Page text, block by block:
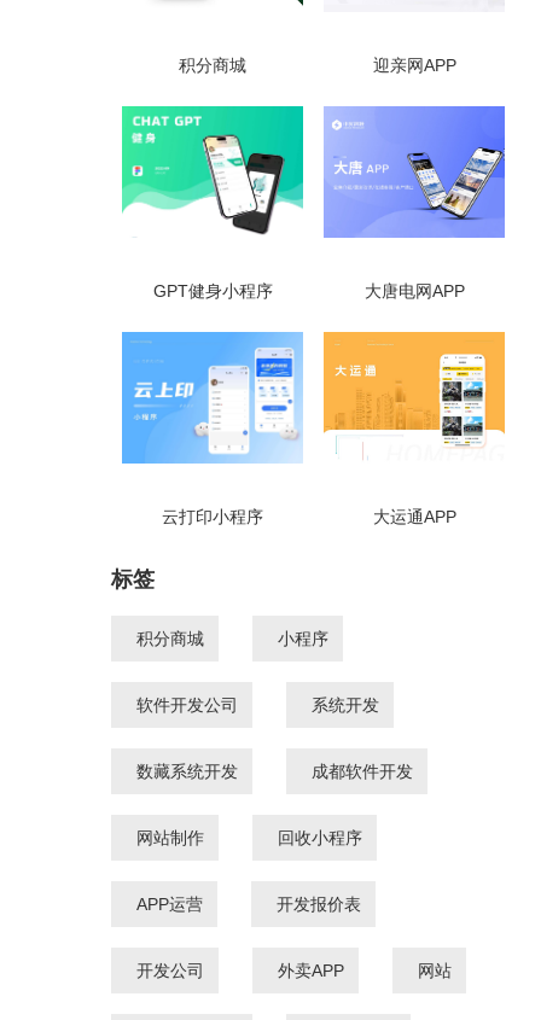
积分商城 迎亲网APP
GPT健身小程序 大唐电网APP
云打印小程序 大运通APP
标签
积分商城 小程序
软件开发公司 系统开发
数藏系统开发 成都软件开发
网站制作 回收小程序
APP运营 开发报价表
开发公司 外卖APP 网站